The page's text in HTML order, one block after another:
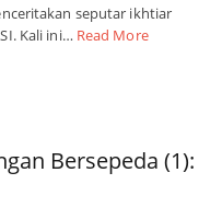
seputar ikhtiar
Kali ini… Read More
Bersepeda (1):